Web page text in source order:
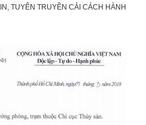
TUYÊN TRUYỀN CẢI CÁCH HÀNH